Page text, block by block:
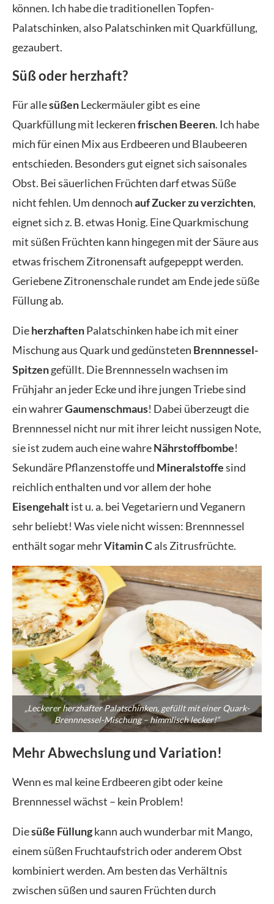
können. Ich habe die traditionellen Topfen-
Palatschinken, also Palatschinken mit Quarkfüllung,
gezaubert.
Süß oder herzhaft?
Für allesüßenLeckermäuler gibt es eine
Quarkfüllung mit leckerenfrischen Beeren. Ich habe
mich für einen Mix aus Erdbeeren und Blaubeeren
entschieden. Besonders gut eignet sich saisonales
Obst. Bei säuerlichen Früchten darf etwas Süße
nicht fehlen. Um dennochauf Zucker zu verzichten,
eignet sich z. B. etwas Honig. Eine Quarkmischung
mit süßen Früchten kann hingegen mit der Säure aus
etwas frischem Zitronensaft aufgepeppt werden.
Geriebene Zitronenschale rundet am Ende jede süße
Füllung ab.
DieherzhaftenPalatschinken habe ich mit einer
Mischung aus Quark und gedünsteten Brennnessel-
Spitzengefüllt. Die Brennnesseln wachsen im
Frühjahr an jeder Ecke und ihre jungen Triebe sind
ein wahrerGaumenschmaus! Dabei überzeugt die
Brennnessel nicht nur mit ihrer leicht nussigen Note,
sie ist zudem auch eine wahreNährstoffbombe!
Sekundäre Pflanzenstoffe und Mineralstoffesind
reichlich enthalten und vor allem der hohe
Eisengehaltist u. a. bei Vegetariern und Veganern
sehr beliebt! Was viele nicht wissen: Brennnessel
enthält sogar mehrVitamin Cals Zitrusfrüchte.
„Leckerer herzhafter Palatschinken, gefüllt mit einer Quark-
Brennnessel-Mischung – himmlisch lecker!“
Mehr Abwechslung und Variation!
Wenn es mal keine Erdbeeren gibt oder keine
Brennnessel wächst – kein Problem!
Diesüße Füllungkann auch wunderbar mit Mango,
einem süßen Fruchtaufstrich oder anderem Obst
kombiniert werden. Am besten das Verhältnis
zwischen süßen und sauren Früchten durch